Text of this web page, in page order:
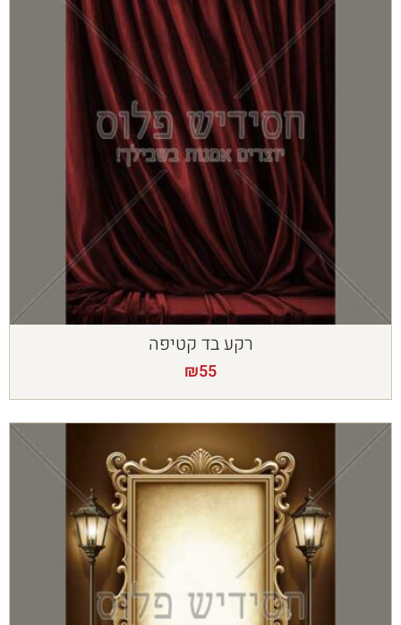
רקע בד קטיפה
₪55